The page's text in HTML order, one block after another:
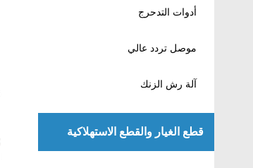
أدوات التدحرج
موصل تردد عالي
آلة رش الزنك
قطع الغيار والقطع الاستهلاكية